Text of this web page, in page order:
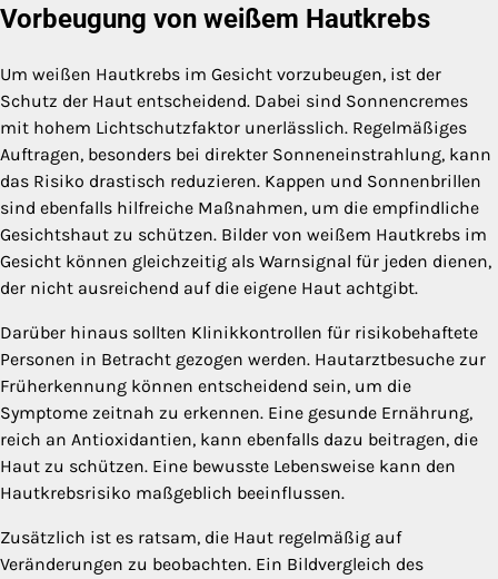
Vorbeugung von weißem Hautkrebs
Um weißen Hautkrebs im Gesicht vorzubeugen, ist der
Schutz der Haut entscheidend. Dabei sind Sonnencremes
mit hohem Lichtschutzfaktor unerlässlich. Regelmäßiges
Auftragen, besonders bei direkter Sonneneinstrahlung, kann
das Risiko drastisch reduzieren. Kappen und Sonnenbrillen
sind ebenfalls hilfreiche Maßnahmen, um die empfindliche
Gesichtshaut zu schützen. Bilder von weißem Hautkrebs im
Gesicht können gleichzeitig als Warnsignal für jeden dienen,
der nicht ausreichend auf die eigene Haut achtgibt.
Darüber hinaus sollten Klinikkontrollen für risikobehaftete
Personen in Betracht gezogen werden. Hautarztbesuche zur
Früherkennung können entscheidend sein, um die
Symptome zeitnah zu erkennen. Eine gesunde Ernährung,
reich an Antioxidantien, kann ebenfalls dazu beitragen, die
Haut zu schützen. Eine bewusste Lebensweise kann den
Hautkrebsrisiko maßgeblich beeinflussen.
Zusätzlich ist es ratsam, die Haut regelmäßig auf
Veränderungen zu beobachten. Ein Bildvergleich des